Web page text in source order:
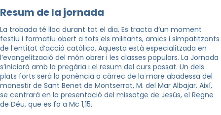
Resum de la jornada
La trobada té lloc durant tot el dia. Es tracta d’un moment
festiu i formatiu obert a tots els militants, amics i simpatitzants
de l’entitat d’acció catòlica. Aquesta està especialitzada en
l’evangelització del món obrer i les classes populars. La Jornada
s’iniciarà amb la pregària i el resum del curs passat. Un dels
plats forts serà la ponència a càrrec de la mare abadessa del
monestir de Sant Benet de Montserrat, M. del Mar Albajar. Així,
se centrarà en la presentació del missatge de Jesús, el Regne
de Déu, que es fa a Mc 1,15.